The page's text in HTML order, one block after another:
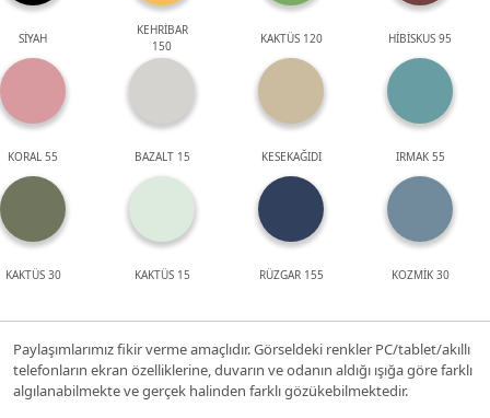
SİYAH
KEHRİBAR
150
KAKTÜS 120 HİBİSKUS 95
KORAL 55 BAZALT 15 KESEKAĞIDI IRMAK 55
KAKTÜS 30 KAKTÜS 15 RÜZGAR 155 KOZMİK 30
Paylaşımlarımız fikir verme amaçlıdır. Görseldeki renkler PC/tablet/akıllı
telefonların ekran özelliklerine, duvarın ve odanın aldığı ışığa göre farklı
algılanabilmekte ve gerçek halinden farklı gözükebilmektedir.